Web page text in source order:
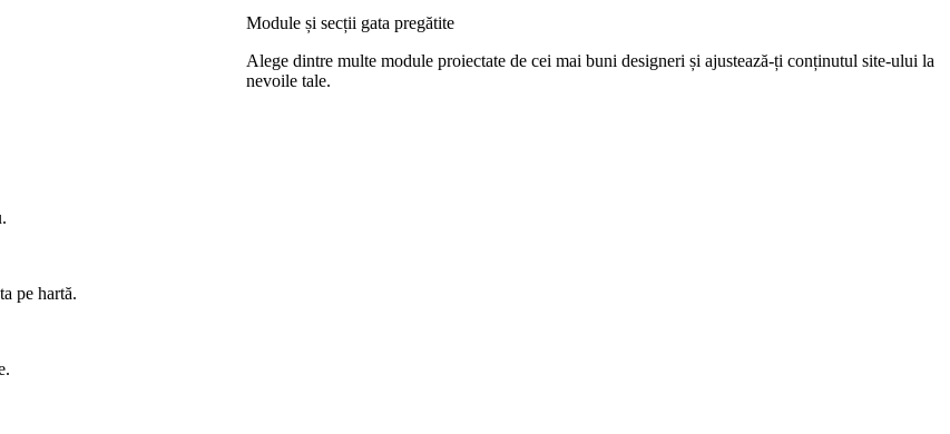
Module și secții gata pregătite
Alege dintre multe module proiectate de cei mai buni designeri și ajustează-ți conținutul site-ului la
nevoile tale.
pe hartă.